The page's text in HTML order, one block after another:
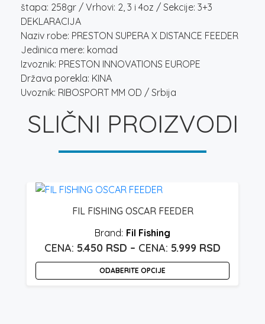
štapa: 258gr / Vrhovi: 2, 3 i 4oz / Sekcije: 3+3
DEKLARACIJA
Naziv robe: PRESTON SUPERA X DISTANCE FEEDER
Jedinica mere: komad
Izvoznik: PRESTON INNOVATIONS EUROPE
Država porekla: KINA
Uvoznik: RIBOSPORT MM OD / Srbija
SLIČNI PROIZVODI
FIL FISHING OSCAR FEEDER
Fil Fishing
5.450 RSD – 5.999 RSD
cena:
od
ODABERITE OPCIJE